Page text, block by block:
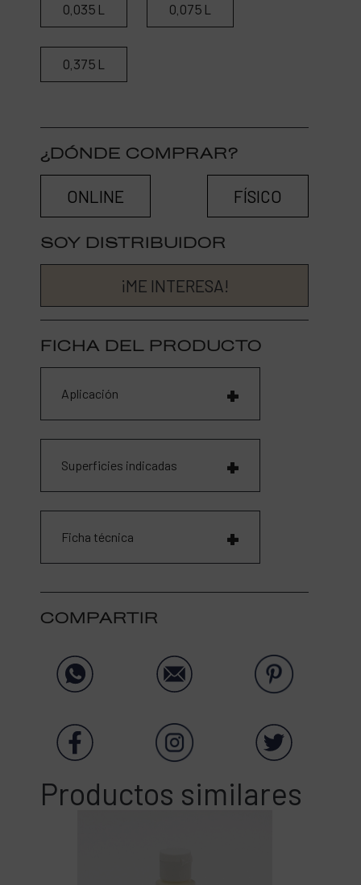
0,035 L 0,075 L
0,375 L
¿DÓNDE COMPRAR?
ONLINE FÍSICO
SOY DISTRIBUIDOR
¡ME INTERESA!
FICHA DEL PRODUCTO
Aplicación
Superficies indicadas
Ficha técnica
COMPARTIR
Productos similares